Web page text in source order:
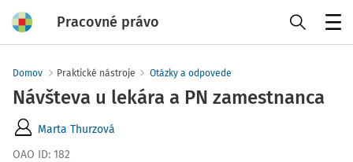
Pracovné právo
Domov Praktické nástroje Otázky a odpovede
Návšteva u lekára a PN zamestnanca
Marta Thurzová
OAO ID: 182